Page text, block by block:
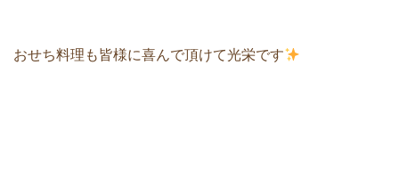
おせち料理も皆様に喜んで頂けて光栄です